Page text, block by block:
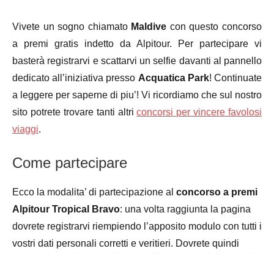
Vivete un sogno chiamato Maldive con questo concorso
a premi gratis indetto da Alpitour. Per partecipare vi
basterà registrarvi e scattarvi un selfie davanti al pannello
dedicato all’iniziativa presso Acquatica Park! Continuate
a leggere per saperne di piu’! Vi ricordiamo che sul nostro
sito potrete trovare tanti altriconcorsi per vincere favolosi
viaggi.
Come partecipare
Ecco la modalita’ di partecipazione al concorso a premi
Alpitour Tropical Bravo: una volta raggiunta la pagina
dovrete registrarvi riempiendo l’apposito modulo con tutti i
vostri dati personali corretti e veritieri. Dovrete quindi